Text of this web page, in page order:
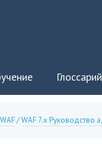
Глоссарий
WAF/WAF 7.x Руководство